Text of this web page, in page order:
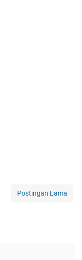
Postingan Lama